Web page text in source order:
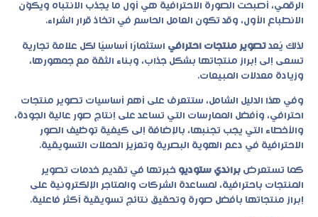
الرقمي، أصبحت الصورة الاحترافية هي أول ما يجذب الانتباه ويكوّن
الانطباع الأول، وقد تكون العامل الحاسم في اتخاذ قرار الشراء.
لذلك يُعد تصوير منتجات احترافي استثمارًا أساسيًا لكل علامة تجارية
تسعى إلى إبراز منتجاتها بشكل جذاب، وبناء الثقة مع جمهورها،
وزيادة معدلات المبيعات.
وفي هذا الدليل الشامل، ستتعرف على أهم أساسيات تصوير منتجات
احترافي، وأفضل الممارسات التي تساعد على إنتاج صور عالية الجودة،
والأخطاء التي يجب تجنبها، بالإضافة إلى كيفية توظيف الصور
الاحترافية في دعم الهوية البصرية وتعزيز الحملات التسويقية.
كما تستعرض براندي ستوديو خبرتها في تقديم خدمات تصوير
المنتجات باحترافية، لمساعدة الشركات والمتاجر الإلكترونية على
إبراز منتجاتها بأفضل صورة وتحقيق نتائج تسويقية أكثر فاعلية.